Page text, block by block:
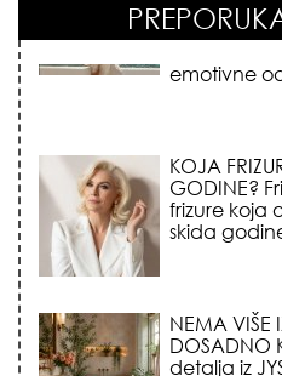
KOJA
GODINE?
skida
NEMA
pretvaraju
centar!